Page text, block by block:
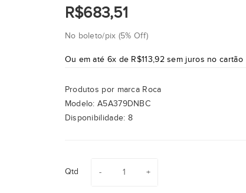
R$683,51
No boleto/pix (5% Off)
Ou em até 6x de R$113,92 sem juros no cartão
Produtos por marca Roca
Modelo:A5A379DNBC
Disponibilidade: 8
Qtd